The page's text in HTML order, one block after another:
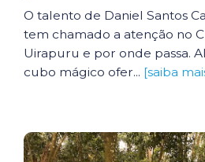
O talento de Daniel Santos
tem chamado a atenção no
Uirapuru e por onde passa.
cubo mágico ofer... [saiba